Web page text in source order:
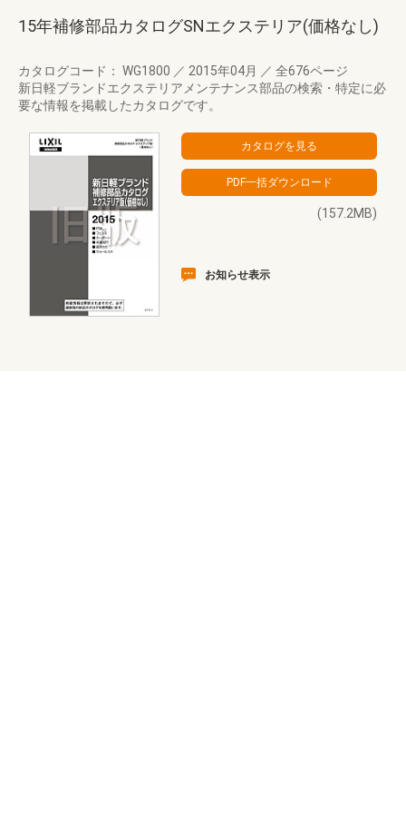
15年補修部品カタログSNエクステリア(価格なし)
カタログコード： WG1800 ／ 2015年04月 ／ 全676ページ
新日軽ブランドエクステリアメンテナンス部品の検索・特定に必
要な情報を掲載したカタログです。
(157.2MB)
お知らせ表示